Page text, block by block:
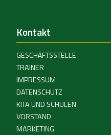
Kontakt
GESCHÄFTSSTELLE
TRAINER
IMPRESSUM
DATENSCHUTZ
KITA UND SCHULEN
VORSTAND
MARKETING